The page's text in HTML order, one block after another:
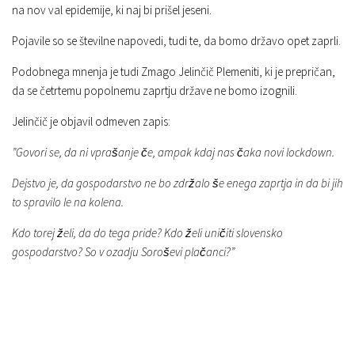
na nov val epidemije, ki naj bi prišel jeseni.
Pojavile so se številne napovedi, tudi te, da bomo državo opet zaprli.
Podobnega mnenja je tudi Zmago Jelinčič Plemeniti, ki je prepričan,
da se četrtemu popolnemu zaprtju države ne bomo izognili.
Jelinčič je objavil odmeven zapis:
”Govori se, da ni vprašanje če, ampak kdaj nas čaka novi lockdown.
Dejstvo je, da gospodarstvo ne bo zdržalo še enega zaprtja in da bi jih
to spravilo le na kolena.
Kdo torej želi, da do tega pride? Kdo želi uničiti slovensko
gospodarstvo? So v ozadju Soroševi plačanci?”